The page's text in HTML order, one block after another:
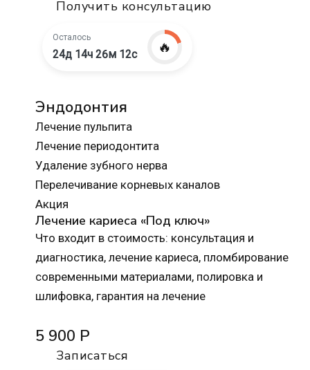
Получить консультацию
Осталось
24д 14ч 26м 10с 🔥
Эндодонтия
Лечение пульпита
Лечение периодонтита
Удаление зубного нерва
Перелечивание корневых каналов
Акция
Лечение кариеса «Под ключ»
Что входит в стоимость: консультация и
диагностика, лечение кариеса, пломбирование
современными материалами, полировка и
шлифовка, гарантия на лечение
5 900 Р
Записаться